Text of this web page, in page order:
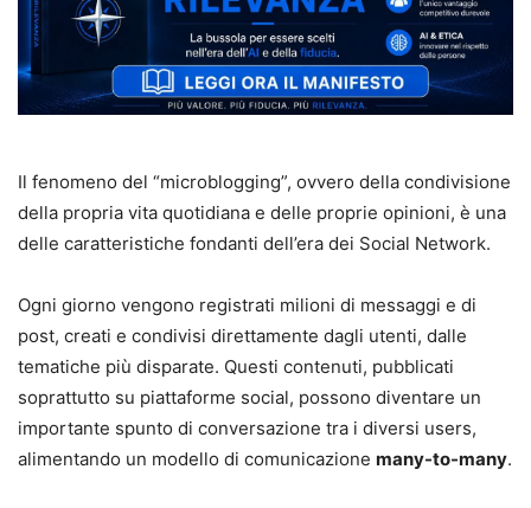
Il fenomeno del “microblogging”, ovvero della condivisione
della propria vita quotidiana e delle proprie opinioni, è una
delle caratteristiche fondanti dell’era dei Social Network.
Ogni giorno vengono registrati milioni di messaggi e di
post, creati e condivisi direttamente dagli utenti, dalle
tematiche più disparate. Questi contenuti, pubblicati
soprattutto su piattaforme social, possono diventare un
importante spunto di conversazione tra i diversi users,
alimentando un modello di comunicazione many-to-many.